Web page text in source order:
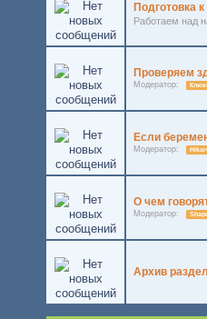
Подготовка
Работаем над
Проверяем
Модератор:
Если
Модератор:
О чем
Модератор:
Архив